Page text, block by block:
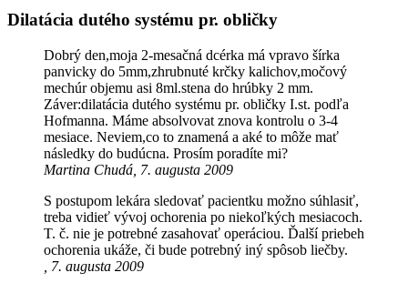
Dilatácia dutého systému pr. obličky
Dobrý den,moja 2-mesačná dcérka má vpravo šírka
panvicky do 5mm,zhrubnuté krčky kalichov,močový
mechúr objemu asi 8ml.stena do hrúbky 2 mm.
Záver:dilatácia dutého systému pr. obličky I.st. podľa
Hofmanna. Máme absolvovat znova kontrolu o 3-4
mesiace. Neviem,co to znamená a aké to môže mať
následky do budúcna. Prosím poradíte mi?
Martina Chudá, 7. augusta 2009
S postupom lekára sledovať pacientku možno súhlasiť,
treba vidieť vývoj ochorenia po niekoľkých mesiacoch.
T. č. nie je potrebné zasahovať operáciou. Ďalší priebeh
ochorenia ukáže, či bude potrebný iný spôsob liečby.
, 7. augusta 2009